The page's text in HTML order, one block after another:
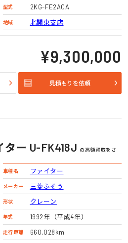
型式 2KG-FE2ACA
地域 北関東支店
¥9,300,000
見積もりを依頼
ー U-FK418J の高額買取をさ
車種名 ファイター
メーカー 三菱ふそう
形状 クレーン
年式 1992年（平成4年）
走行距離 660,028km